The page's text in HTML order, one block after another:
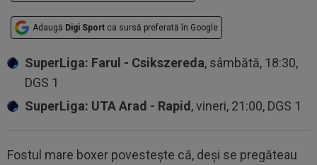
Adaugă Digi Sport ca sursă preferată în Google
SuperLiga: Farul - Csikszereda, sâmbătă, 18:30,
DGS 1
SuperLiga: UTA Arad - Rapid , vineri, 21:00, DGS 1
Fostul mare boxer povestește că, deși se pregăteau